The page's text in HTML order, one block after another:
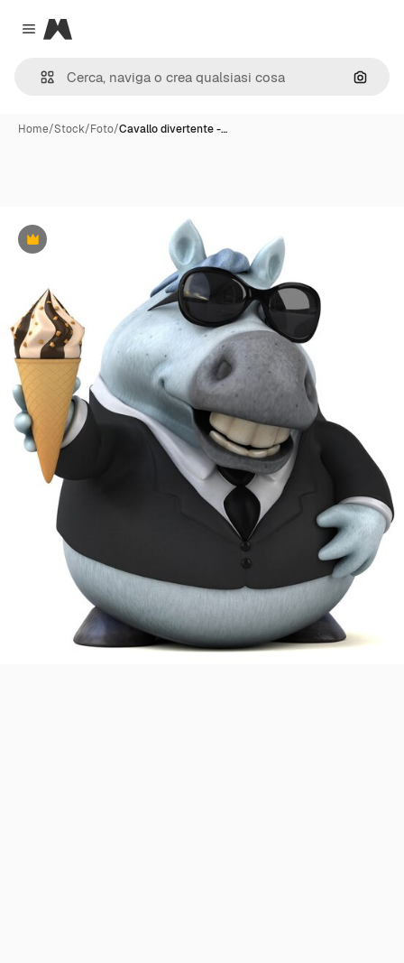
Close menu
Magnific
Cerca
Home/Stock/Foto/Cavallo divertente -…
Premium